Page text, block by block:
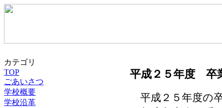
カテゴリ
TOP
ごあいさつ
学校概要
学校沿革
平成２５年度 卒
平成２５年度の